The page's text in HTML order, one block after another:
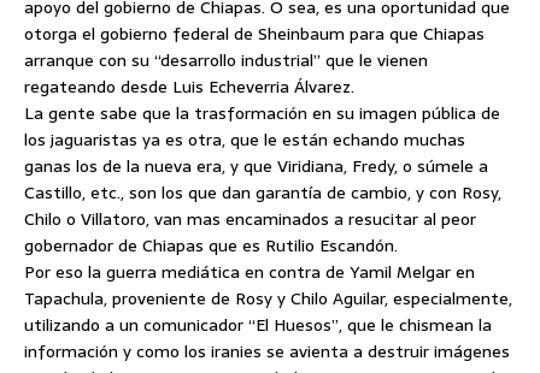
apoyo del gobierno de Chiapas. O sea, es una oportunidad que
otorga el gobierno federal de Sheinbaum para que Chiapas
arranque con su “desarrollo industrial” que le vienen
regateando desde Luis Echeverria Álvarez.
La gente sabe que la trasformación en su imagen pública de
los jaguaristas ya es otra, que le están echando muchas
ganas los de la nueva era, y que Viridiana, Fredy, o súmele a
Castillo, etc., son los que dan garantía de cambio, y con Rosy,
Chilo o Villatoro, van mas encaminados a resucitar al peor
gobernador de Chiapas que es Rutilio Escandón.
Por eso la guerra mediática en contra de Yamil Melgar en
Tapachula, proveniente de Rosy y Chilo Aguilar, especialmente,
utilizando a un comunicador “El Huesos”, que le chismean la
información y como los iranies se avienta a destruir imágenes